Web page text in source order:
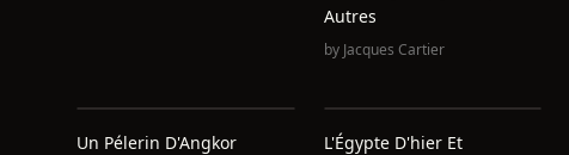
Autres
by Jacques Cartier
Un Pélerin D'Angkor
L'Égypte D'hier Et